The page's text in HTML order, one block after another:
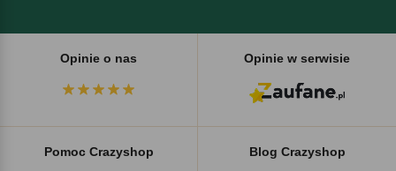
Opinie o nas Opinie w serwisie
Pomoc Crazyshop Blog Crazyshop